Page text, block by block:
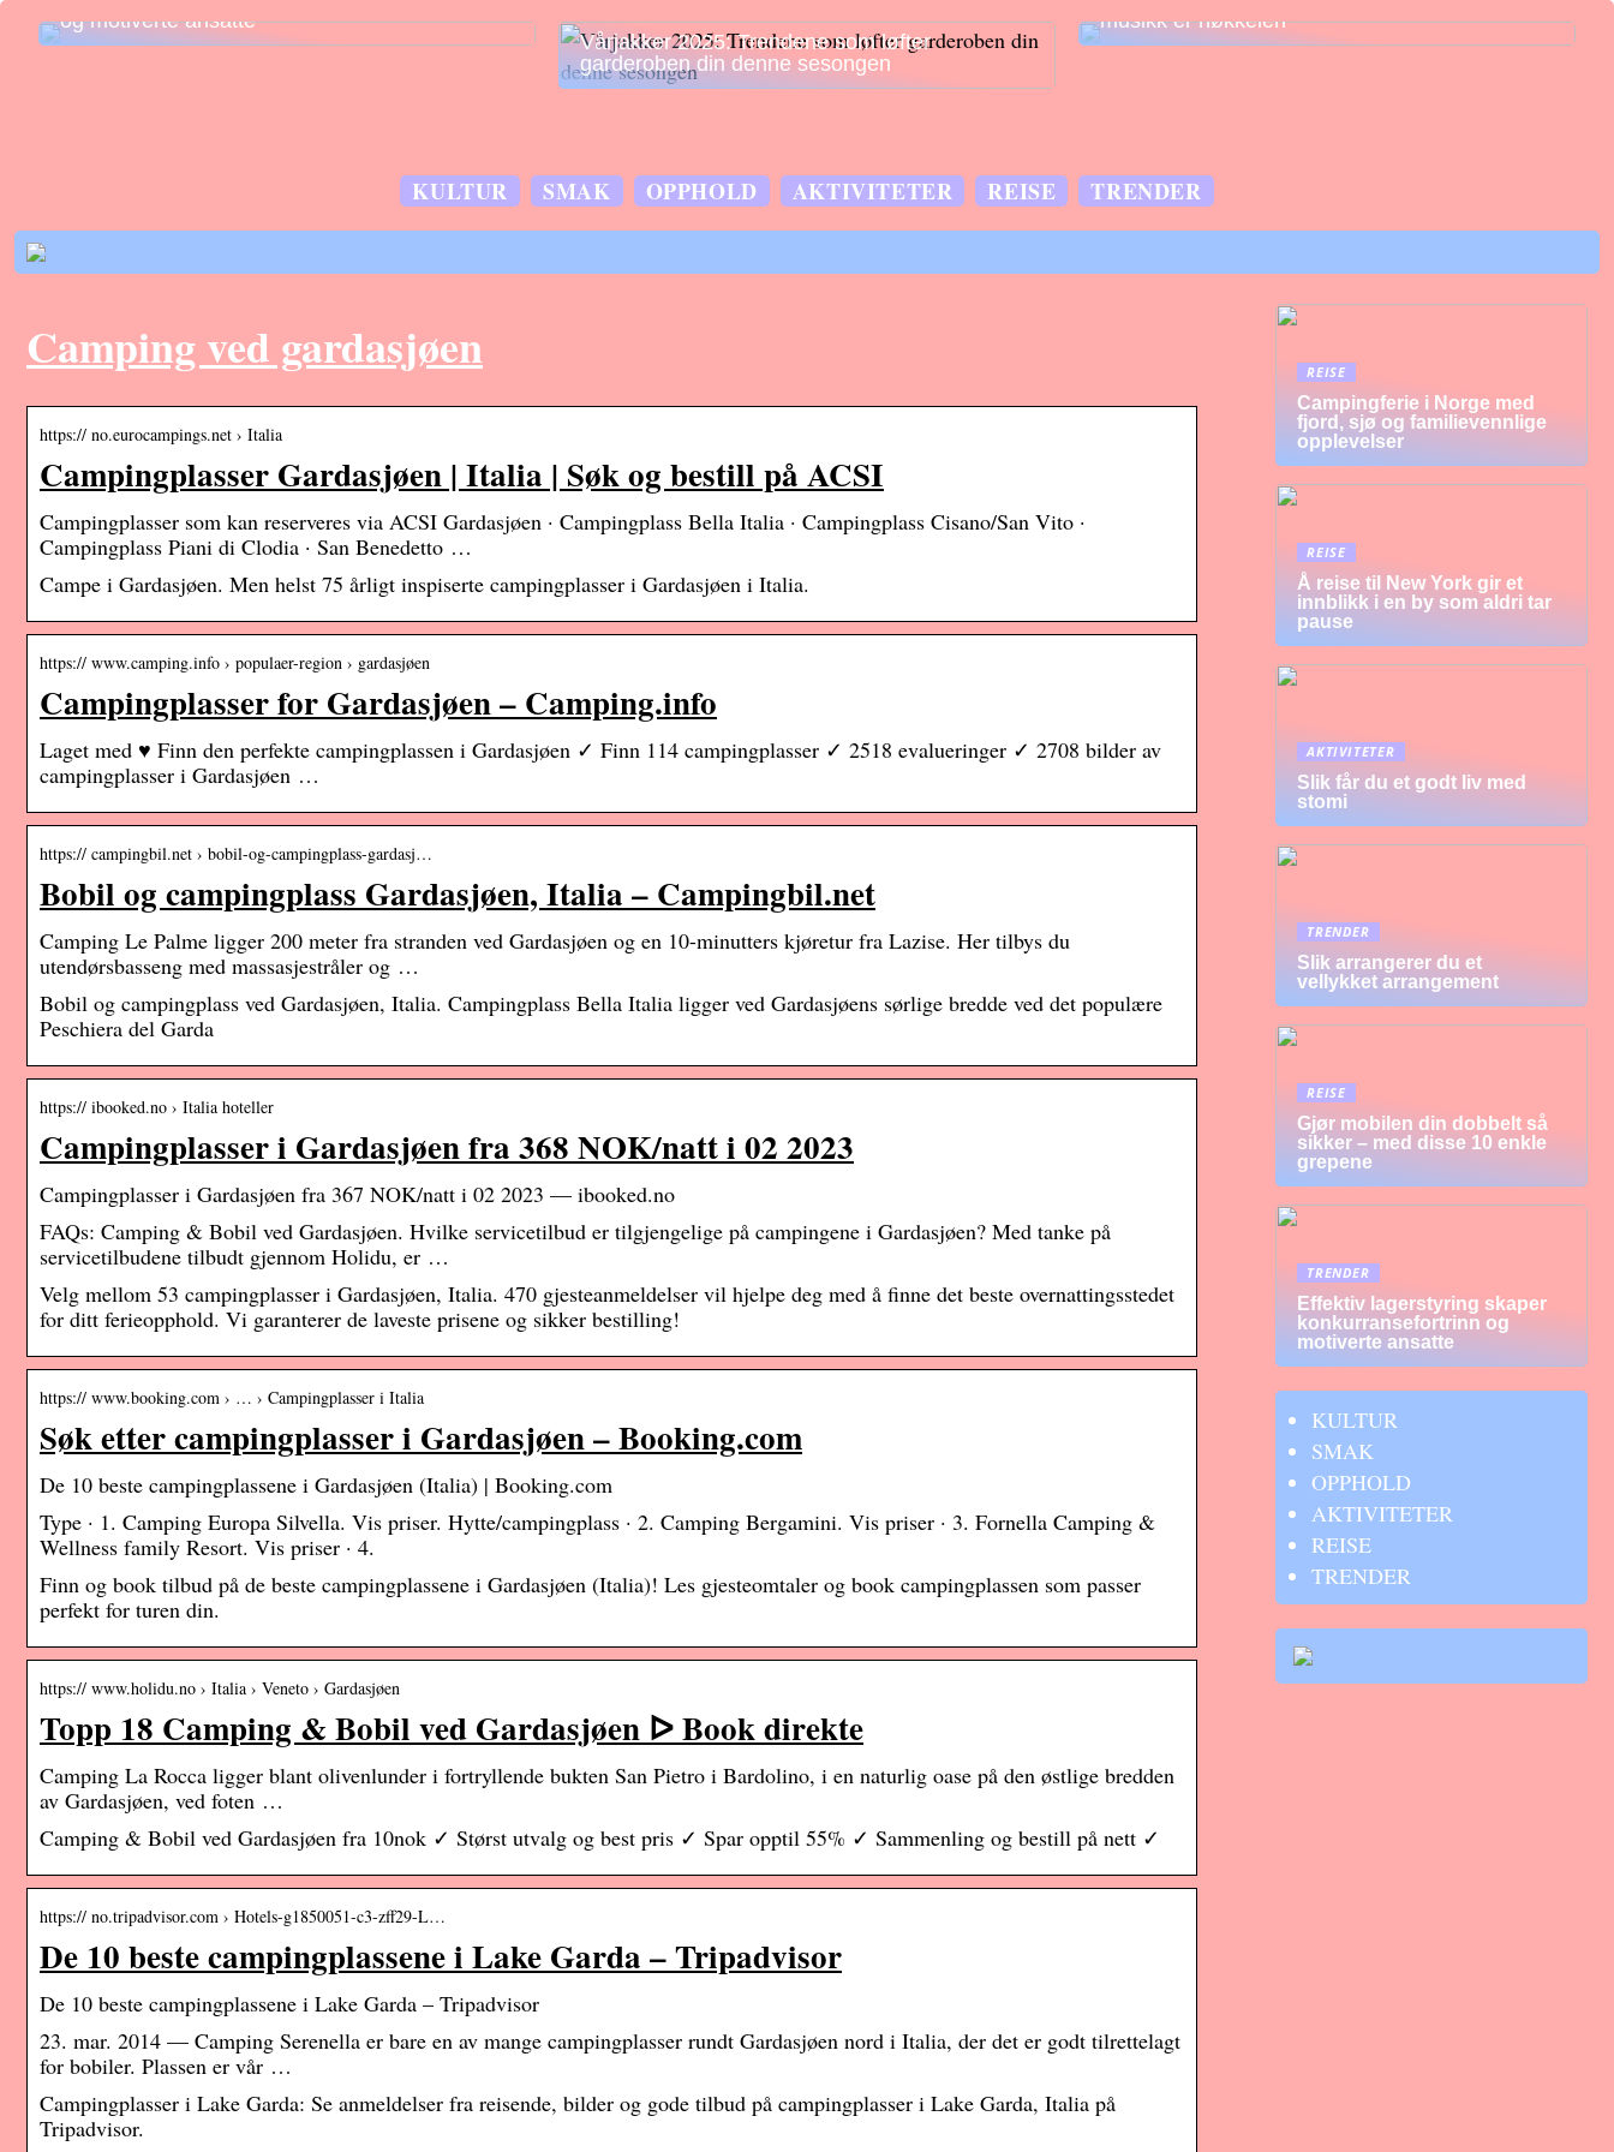
og motiverte ansatte
Vårjakker 2025: Trendene som løfter
garderoben din denne sesongen
musikk er nøkkelen
KULTUR SMAK OPPHOLD AKTIVITETER REISE TRENDER
Camping ved gardasjøen
https:// no.eurocampings.net › Italia
Campingplasser Gardasjøen | Italia | Søk og bestill på ACSI
Campingplasser som kan reserveres via ACSI Gardasjøen · Campingplass Bella Italia · Campingplass Cisano/San Vito ·
Campingplass Piani di Clodia · San Benedetto …
Campe i Gardasjøen. Men helst 75 årligt inspiserte campingplasser i Gardasjøen i Italia.
https:// www.camping.info › populaer-region › gardasjøen
Campingplasser for Gardasjøen – Camping.info
Laget med ♥ Finn den perfekte campingplassen i Gardasjøen ✓ Finn 114 campingplasser ✓ 2518 evalueringer ✓ 2708 bilder av
campingplasser i Gardasjøen …
https:// campingbil.net › bobil-og-campingplass-gardasj…
Bobil og campingplass Gardasjøen, Italia – Campingbil.net
Camping Le Palme ligger 200 meter fra stranden ved Gardasjøen og en 10-minutters kjøretur fra Lazise. Her tilbys du
utendørsbasseng med massasjestråler og …
Bobil og campingplass ved Gardasjøen, Italia. Campingplass Bella Italia ligger ved Gardasjøens sørlige bredde ved det populære
Peschiera del Garda
https:// ibooked.no › Italia hoteller
Campingplasser i Gardasjøen fra 368 NOK/natt i 02 2023
Campingplasser i Gardasjøen fra 367 NOK/natt i 02 2023 — ibooked.no
FAQs: Camping & Bobil ved Gardasjøen. Hvilke servicetilbud er tilgjengelige på campingene i Gardasjøen? Med tanke på
servicetilbudene tilbudt gjennom Holidu, er …
Velg mellom 53 campingplasser i Gardasjøen, Italia. 470 gjesteanmeldelser vil hjelpe deg med å finne det beste overnattingsstedet
for ditt ferieopphold. Vi garanterer de laveste prisene og sikker bestilling!
https:// www.booking.com › … › Campingplasser i Italia
Søk etter campingplasser i Gardasjøen – Booking.com
De 10 beste campingplassene i Gardasjøen (Italia) | Booking.com
Type · 1. Camping Europa Silvella. Vis priser. Hytte/campingplass · 2. Camping Bergamini. Vis priser · 3. Fornella Camping &
Wellness family Resort. Vis priser · 4.
Finn og book tilbud på de beste campingplassene i Gardasjøen (Italia)! Les gjesteomtaler og book campingplassen som passer
perfekt for turen din.
https:// www.holidu.no › Italia › Veneto › Gardasjøen
Topp 18 Camping & Bobil ved Gardasjøen ᐅ Book direkte
Camping La Rocca ligger blant olivenlunder i fortryllende bukten San Pietro i Bardolino, i en naturlig oase på den østlige bredden
av Gardasjøen, ved foten …
Camping & Bobil ved Gardasjøen fra 10nok ✓ Størst utvalg og best pris ✓ Spar opptil 55% ✓ Sammenling og bestill på nett ✓
https:// no.tripadvisor.com › Hotels-g1850051-c3-zff29-L…
De 10 beste campingplassene i Lake Garda – Tripadvisor
De 10 beste campingplassene i Lake Garda – Tripadvisor
23. mar. 2014 — Camping Serenella er bare en av mange campingplasser rundt Gardasjøen nord i Italia, der det er godt tilrettelagt
for bobiler. Plassen er vår …
Campingplasser i Lake Garda: Se anmeldelser fra reisende, bilder og gode tilbud på campingplasser i Lake Garda, Italia på
Tripadvisor.
REISE
Campingferie i Norge med
fjord, sjø og familievennlige
opplevelser
REISE
Å reise til New York gir et
innblikk i en by som aldri tar
pause
AKTIVITETER
Slik får du et godt liv med
stomi
TRENDER
Slik arrangerer du et
vellykket arrangement
REISE
Gjør mobilen din dobbelt så
sikker – med disse 10 enkle
grepene
TRENDER
Effektiv lagerstyring skaper
konkurransefortrinn og
motiverte ansatte
KULTUR
SMAK
OPPHOLD
AKTIVITETER
REISE
TRENDER